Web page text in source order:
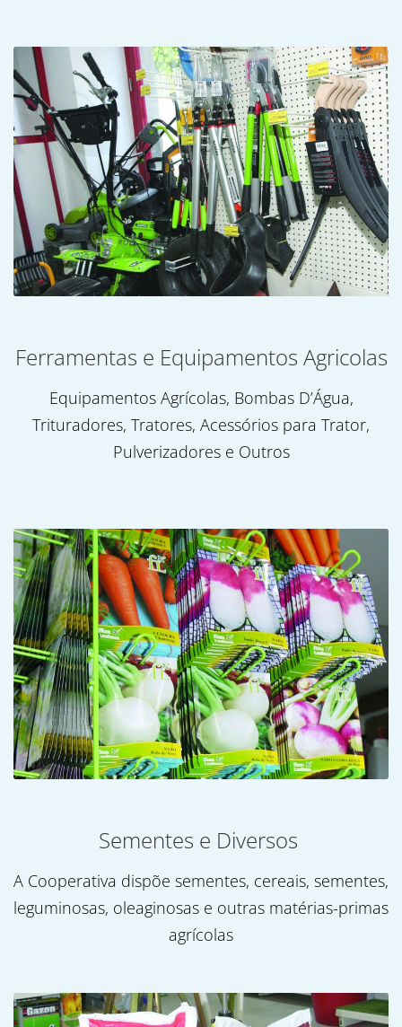
Ferramentas e Equipamentos Agricolas
Equipamentos Agrícolas, Bombas D’Água,
Trituradores, Tratores, Acessórios para Trator,
Pulverizadores e Outros
Sementes e Diversos
A Cooperativa dispõe sementes, cereais, sementes,
leguminosas, oleaginosas e outras matérias-primas
agrícolas